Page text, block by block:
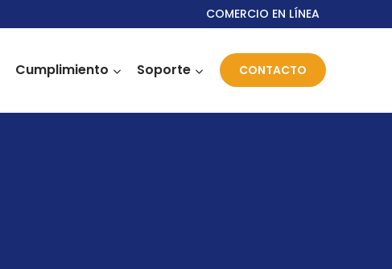
COMERCIO EN LÍNEA
Cumplimiento Soporte CONTACTO